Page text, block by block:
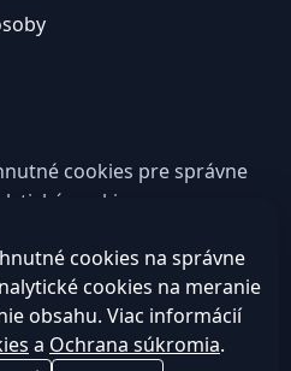
cookies pre správne
cookies na
skúsenosti.
webu a SEO –Consultee,
cookies na správne
cookies na meranie
obsahu. Viac informácií
a Ochrana súkromia.